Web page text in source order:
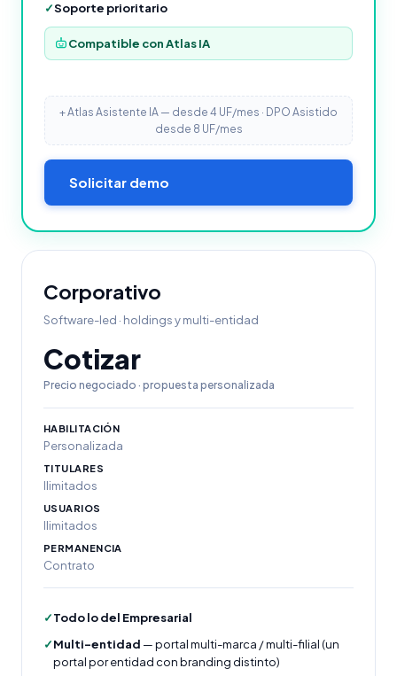
✓Soporte prioritario
Compatible con Atlas IA
+ Atlas Asistente IA — desde 4 UF/mes · DPO Asistido
desde 8 UF/mes
Solicitar demo
Corporativo
Software-led · holdings y multi-entidad
Cotizar
Precio negociado · propuesta personalizada
HABILITACIÓN
Personalizada
TITULARES
Ilimitados
USUARIOS
Ilimitados
PERMANENCIA
Contrato
✓Todo lo del Empresarial
✓Multi-entidad — portal multi-marca / multi-filial (un
portal por entidad con branding distinto)